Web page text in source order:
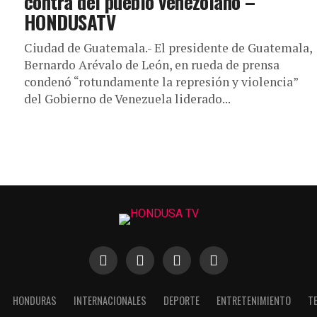
HONDUSATV
Ciudad de Guatemala.- El presidente de Guatemala,
Bernardo Arévalo de León, en rueda de prensa
condenó “rotundamente la represión y violencia”
del Gobierno de Venezuela liderado...
HONDURAS INTERNACIONALES DEPORTE ENTRETENIMIENTO